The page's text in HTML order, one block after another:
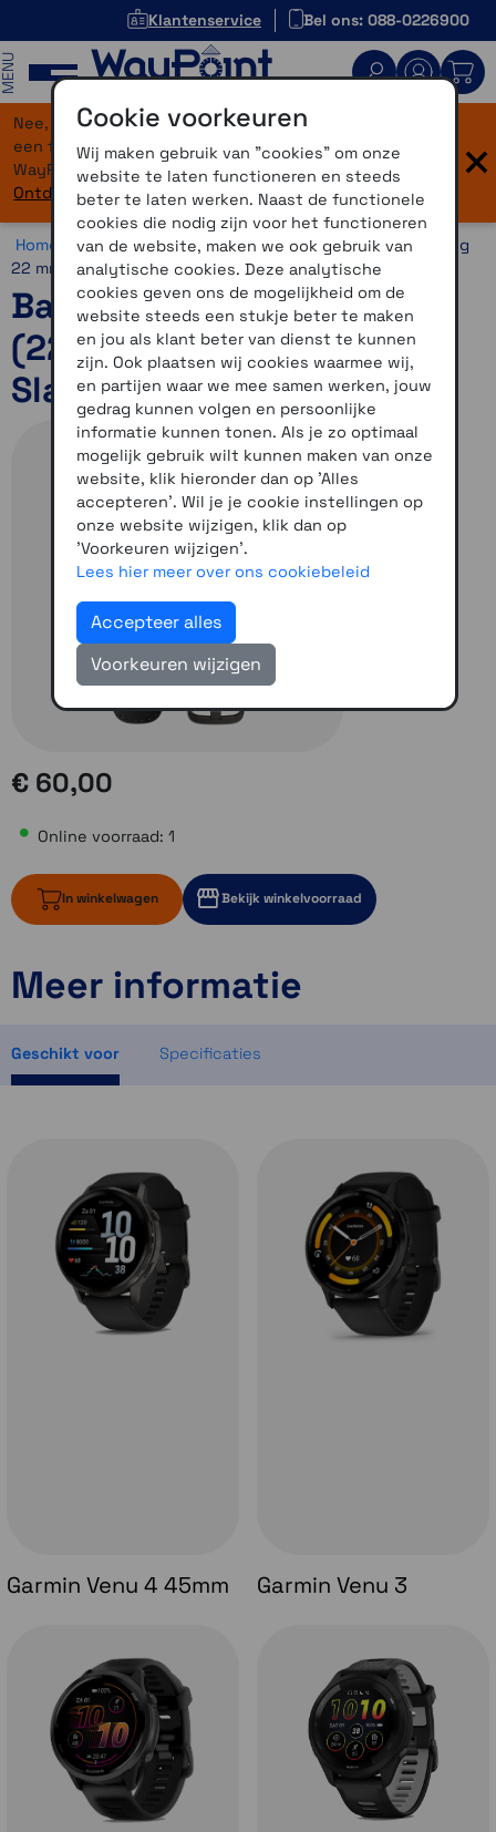
Klantenservice Bel ons: 088-0226900
Nee, je bent niet verdwaald! Onze website heeft
een flinke upgrade gekregen. Dezelfde vertrouwde
WayPoint-service, maar dan in een modern jasje.
Ontdek hier wat er allemaal nieuw is.
×
Home >Horloges >Horlogebandjes >22 mm >Snelsluiting
22 mm
Bandjes met snelsluiting
(22 mm) Zwart leer met
Slate
€ 60,00
Online voorraad: 1
In winkelwagen Bekijk winkelvoorraad
1 op voorraad
Momenteel even niet op voorraad
Meer informatie
Geschikt voor Specificaties
Garmin Venu 4 45mm Garmin Venu 3
Cookie voorkeuren
Wij maken gebruik van "cookies" om onze
website te laten functioneren en steeds
beter te laten werken. Naast de functionele
cookies die nodig zijn voor het functioneren
van de website, maken we ook gebruik van
analytische cookies. Deze analytische
cookies geven ons de mogelijkheid om de
website steeds een stukje beter te maken
en jou als klant beter van dienst te kunnen
zijn. Ook plaatsen wij cookies waarmee wij,
en partijen waar we mee samen werken, jouw
gedrag kunnen volgen en persoonlijke
informatie kunnen tonen. Als je zo optimaal
mogelijk gebruik wilt kunnen maken van onze
website, klik hieronder dan op 'Alles
accepteren'. Wil je je cookie instellingen op
onze website wijzigen, klik dan op
'Voorkeuren wijzigen'.
Lees hier meer over ons cookiebeleid
Accepteer alles
Voorkeuren wijzigen